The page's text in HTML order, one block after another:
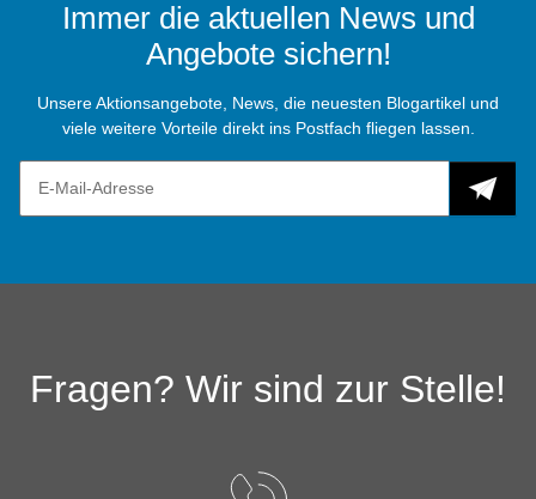
Immer die aktuellen News und
Angebote sichern!
Unsere Aktionsangebote, News, die neuesten Blogartikel und
viele weitere Vorteile direkt ins Postfach fliegen lassen.
Fragen? Wir sind zur Stelle!